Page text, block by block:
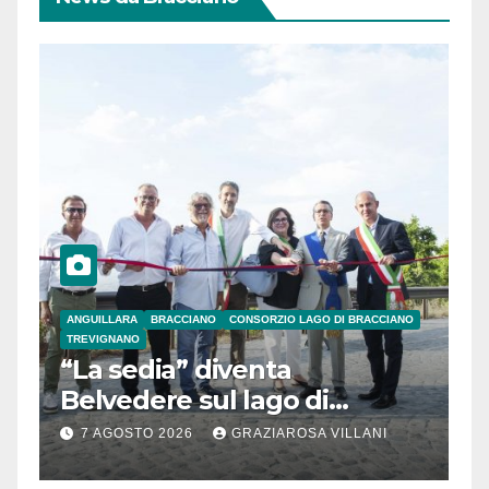
ANGUILLARA BRACCIANO
CONSORZIO LAGO DI BRACCIANO
TREVIGNANO
“La sedia” diventa
Belvedere sul lago di
Bracciano: ieri
l’inaugurazione
7 AGOSTO 2026 GRAZIAROSA VILLANI